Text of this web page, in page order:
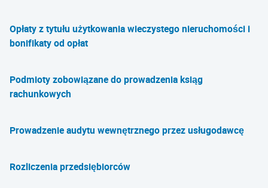
Opłaty z tytułu użytkowania wieczystego nieruchomości i
bonifikaty od opłat
Podmioty zobowiązane do prowadzenia ksiąg
rachunkowych
Prowadzenie audytu wewnętrznego przez usługodawcę
Rozliczenia przedsiębiorców